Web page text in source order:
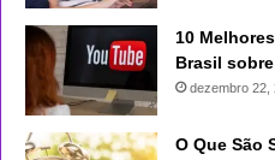
10
Brasil
dezembro 22,
O Que São